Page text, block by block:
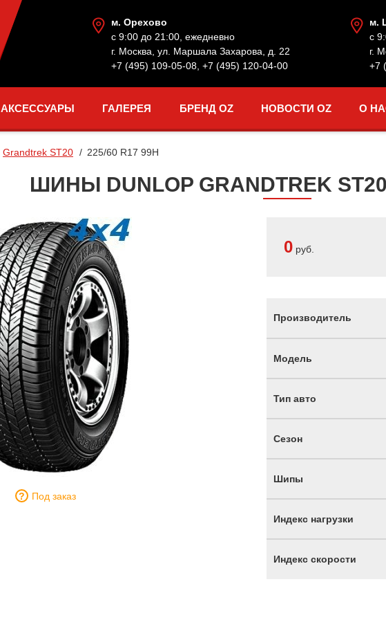
м. Орехово
с 9:00 до 21:00, ежедневно
г. Москва, ул. Маршала Захарова, д. 22
+7 (495) 109-05-08 +7 (495) 120-04-00
м.
с
г.
+7
АКСЕССУАРЫ ГАЛЕРЕЯ БРЕНД OZ НОВОСТИ OZ О
Grandtrek ST20 225/60 R17 99H
ШИНЫ DUNLOP GRANDTREK
Под заказ
0 руб.
Производитель
Модель
Тип авто
Сезон
Шипы
Индекс нагрузки
Индекс скорости